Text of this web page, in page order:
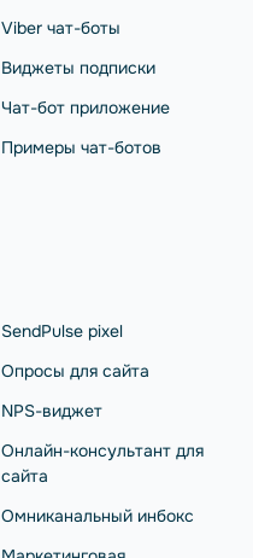
Viber чат-боты
Виджеты подписки
Чат-бот приложение
Примеры чат-ботов
SendPulse pixel
Опросы для сайта
NPS-виджет
Онлайн-консультант для
сайта
Омниканальный инбокс